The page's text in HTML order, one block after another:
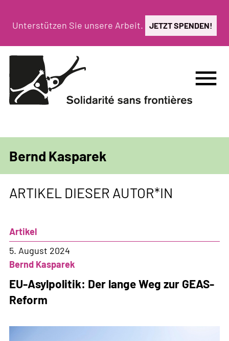
zumUnterstützen Sie unsere Arbeit. JETZT SPENDEN!
menu
Bernd Kasparek
ARTIKEL DIESER AUTOR*IN
Artikel
5. August 2024
Bernd Kasparek
EU-Asylpolitik: Der lange Weg zur GEAS-
Reform